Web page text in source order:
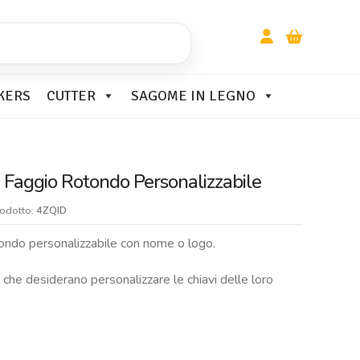
CUTTER SAGOME IN LEGNO
Rotondo Personalizzabile
4ZQID
personalizzabile con nome o logo.
desiderano personalizzare le chiavi delle loro